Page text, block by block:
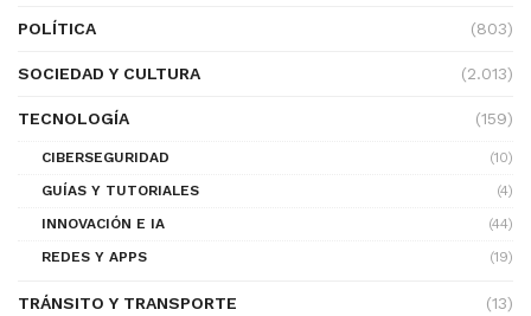
POLÍTICA (803)
SOCIEDAD Y CULTURA (2.013)
TECNOLOGÍA (159)
CIBERSEGURIDAD
(10)
GUÍAS Y TUTORIALES
(4)
INNOVACIÓN E IA
(44)
REDES Y APPS
(19)
TRÁNSITO Y TRANSPORTE (13)